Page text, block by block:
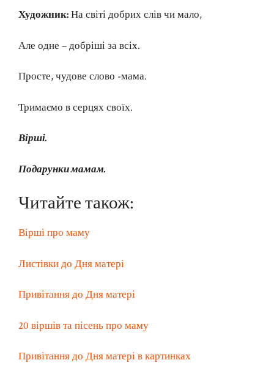
Художник:На світі добрих слів чи мало,
Але одне – добріші за всіх.
Просте, чудове слово -мама.
Тримаємо в серцях своїх.
Вірші.
Подарунки мамам.
Читайте також:
Вірші про маму
Листівки до Дня матері
Привітання до Дня матері
20 віршів та пісень про маму
Привітання до Дня матері в картинках